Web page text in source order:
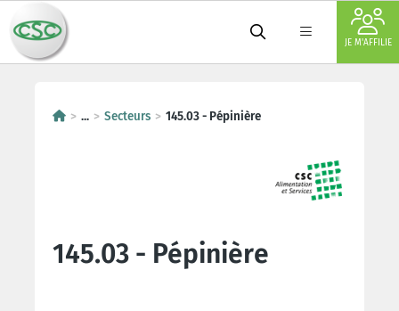
JE M'AFFILIE
... Secteurs 145.03 - Pépinière
145.03 - Pépinière